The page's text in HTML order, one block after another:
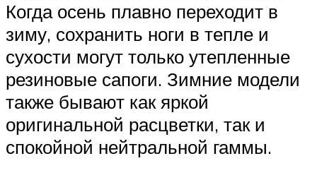
Когда осень плавно переходит в
зиму, сохранить ноги в тепле и
сухости могут только утепленные
резиновые сапоги. Зимние модели
также бывают как яркой
оригинальной расцветки, так и
спокойной нейтральной гаммы.